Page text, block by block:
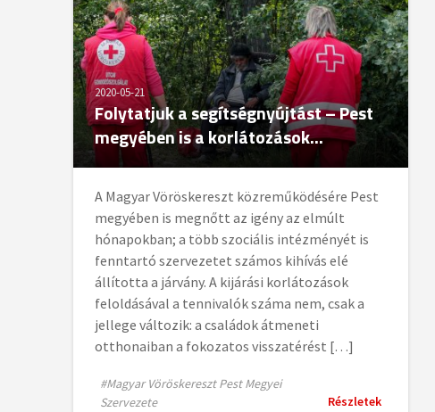
2020-05-21
Folytatjuk a segítségnyújtást – Pest
megyében is a korlátozások...
A Magyar Vöröskereszt közreműködésére Pest
megyében is megnőtt az igény az elmúlt
hónapokban; a több szociális intézményét is
fenntartó szervezetet számos kihívás elé
állította a járvány. A kijárási korlátozások
feloldásával a tennivalók száma nem, csak a
jellege változik: a családok átmeneti
otthonaiban a fokozatos visszatérést […]
#Magyar Vöröskereszt Pest Megyei
Szervezete
Részletek